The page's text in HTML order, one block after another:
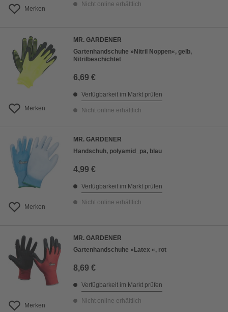
Merken
Nicht online erhältlich
Merken
MR. GARDENER
Gartenhandschuhe »Nitril Noppen«, gelb,
Nitrilbeschichtet
6,69 €
Verfügbarkeit im Markt prüfen
Nicht online erhältlich
Merken
MR. GARDENER
Handschuh, polyamid_pa, blau
4,99 €
Verfügbarkeit im Markt prüfen
Nicht online erhältlich
Merken
MR. GARDENER
Gartenhandschuhe »Latex «, rot
8,69 €
Verfügbarkeit im Markt prüfen
Nicht online erhältlich